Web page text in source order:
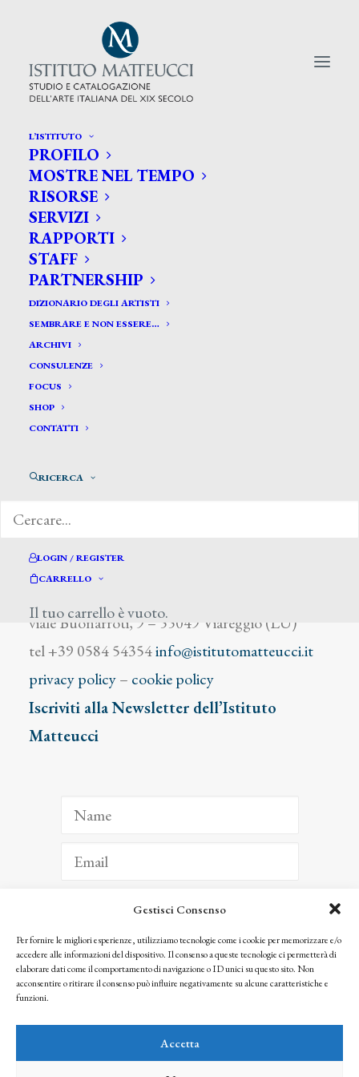
Gestisci Consenso
Per fornire le migliori esperienze, utilizziamo tecnologie come i cookie per memorizzare e/o
accedere alle informazioni del dispositivo. Il consenso a queste tecnologie ci permetterà di
elaborare dati come il comportamento di navigazione o ID unici su questo sito. Non
acconsentire o ritirare il consenso può influire negativamente su alcune caratteristiche e
funzioni.
Accetta
L’ISTITUTO
PROFILO
MOSTRE NEL TEMPO
RISORSE
SERVIZI
RAPPORTI
STAFF
PARTNERSHIP
DIZIONARIO DEGLI ARTISTI
SEMBRARE E NON ESSERE…
ARCHIVI
CONSULENZE
FOCUS
SHOP
CONTATTI
RICERCA
LOGIN / REGISTER
CARRELLO
Il tuo carrello è vuoto.
CERCA TRA GLI ARTISTI:
Search
for:
Saladini Achille
viale Buonarroti, 9 – 55049 Viareggio (LU)
tel +39 0584 54354info@istitutomatteucci.it
privacy policy– cookie policy
Iscriviti alla Newsletter dell’Istituto
Matteucci
ISCRIVITI
Facendo clic per iscriverti, riconosci che le tue informazioni saranno trattate
seguendo la nostra Privacy Policy
© 2025 Istituto Matteucci. All right reserved
l’autorizzazione scritta dei proprietari dei diritti e dell’Istituto Matteucci